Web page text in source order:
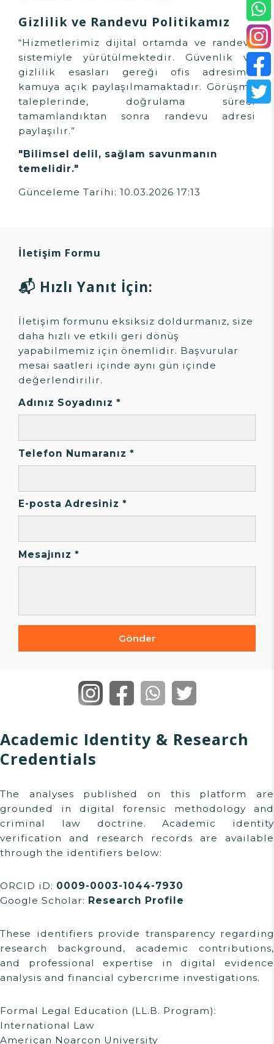
Gizlilik ve Randevu Politikamız
“Hizmetlerimiz dijital ortamda ve randevu
sistemiyle yürütülmektedir. Güvenlik ve
gizlilik esasları gereği ofis adresimiz
kamuya açık paylaşılmamaktadır. Görüşme
taleplerinde, doğrulama süreci
tamamlandıktan sonra randevu adresi
paylaşılır.”
"Bilimsel delil, sağlam savunmanın
temelidir."
Günceleme Tarihi: 10.03.2026 17:13
İletişim Formu
📬 Hızlı Yanıt İçin:
İletişim formunu eksiksiz doldurmanız, size
daha hızlı ve etkili geri dönüş
yapabilmemiz için önemlidir. Başvurular
mesai saatleri içinde aynı gün içinde
değerlendirilir.
Adınız Soyadınız *
Telefon Numaranız *
E-posta Adresiniz *
Mesajınız *
Gönder
Academic Identity & Research
Credentials
The analyses published on this platform are
grounded in digital forensic methodology and
criminal law doctrine. Academic identity
verification and research records are available
through the identifiers below:
ORCID iD: 0009-0003-1044-7930
Google Scholar: Research Profile
These identifiers provide transparency regarding
research background, academic contributions,
and professional expertise in digital evidence
analysis and financial cybercrime investigations.
Formal Legal Education (LL.B. Program):
International Law
American Noarcon University